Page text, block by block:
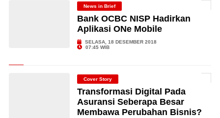
News in Brief
Bank OCBC NISP Hadirkan
Aplikasi ONe Mobile
SELASA, 18 DESEMBER 2018
07:45 WIB
Cover Story
Transformasi Digital Pada
Asuransi Seberapa Besar
Membawa Perubahan Bisnis?